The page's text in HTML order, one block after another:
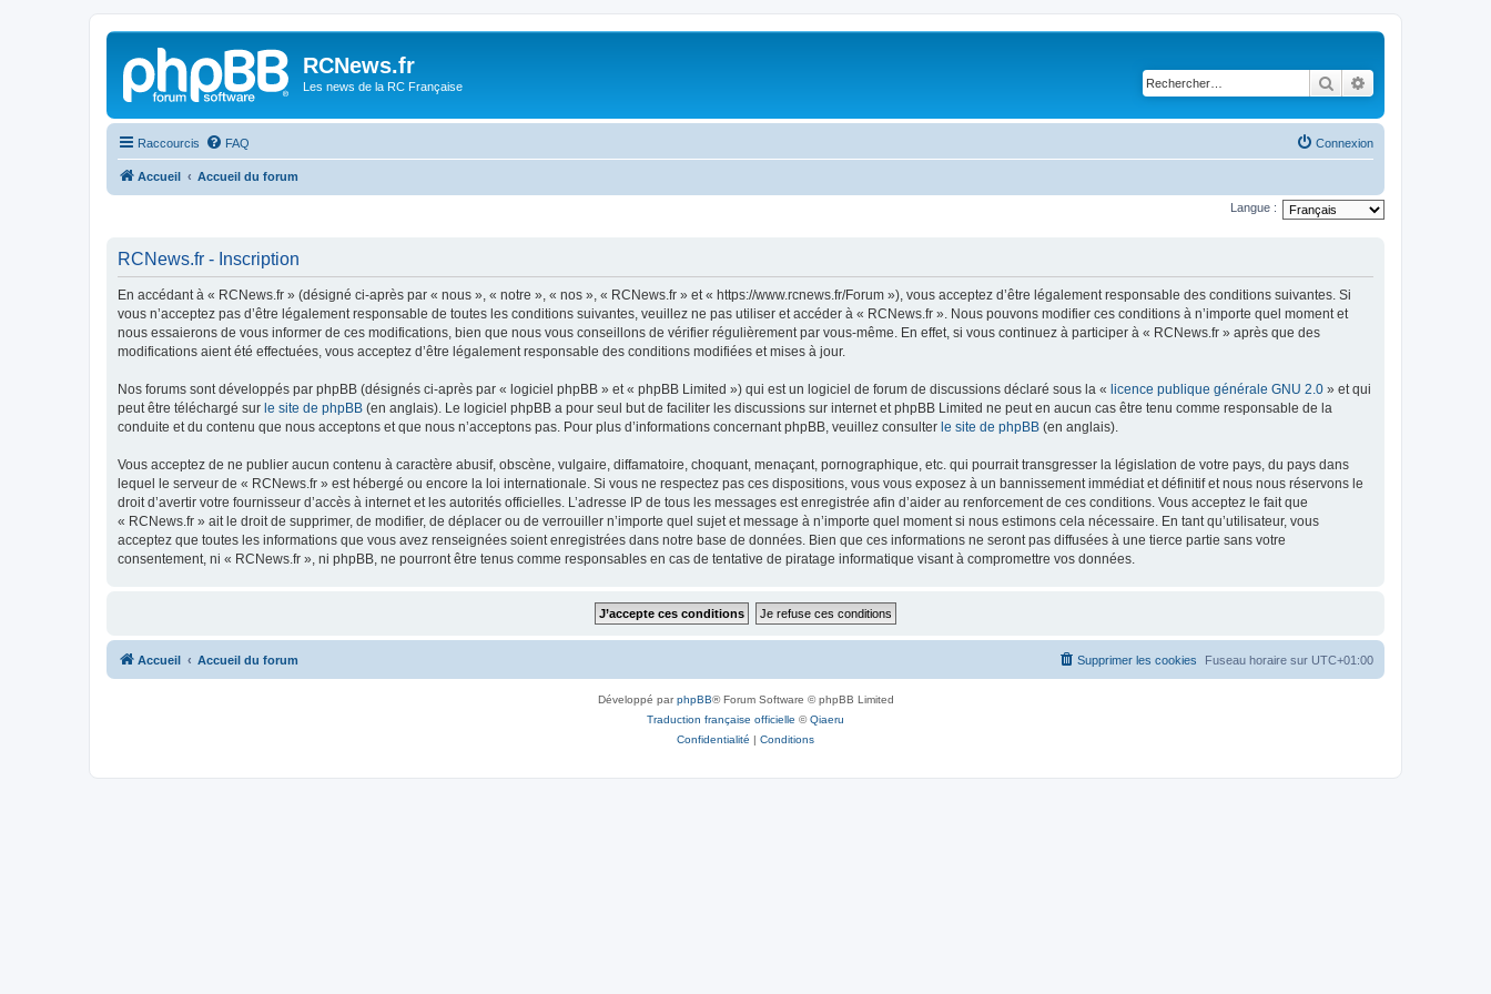
RCNews.fr
Les news de la RC Française Rechercher
Raccourcis FAQ Connexion
Accueil Accueil du forum
Langue :
RCNews.fr - Inscription
En accédant à « RCNews.fr » (désigné ci-après par « nous », « notre », « nos », « RCNews.fr » et « https://www.rcnews.fr/Forum »), vous acceptez d’être légalement responsable des conditions suivantes. Si
vous n’acceptez pas d’être légalement responsable de toutes les conditions suivantes, veuillez ne pas utiliser et accéder à « RCNews.fr ». Nous pouvons modifier ces conditions à n’importe quel moment et
nous essaierons de vous informer de ces modifications, bien que nous vous conseillons de vérifier régulièrement par vous-même. En effet, si vous continuez à participer à « RCNews.fr » après que des
modifications aient été effectuées, vous acceptez d’être légalement responsable des conditions modifiées et mises à jour.
Nos forums sont développés par phpBB (désignés ci-après par « logiciel phpBB » et « phpBB Limited ») qui est un logiciel de forum de discussions déclaré sous la « licence publique générale GNU 2.0 » et qui
peut être téléchargé sur le site de phpBB (en anglais). Le logiciel phpBB a pour seul but de faciliter les discussions sur internet et phpBB Limited ne peut en aucun cas être tenu comme responsable de la
conduite et du contenu que nous acceptons et que nous n’acceptons pas. Pour plus d’informations concernant phpBB, veuillez consulter le site de phpBB (en anglais).
Vous acceptez de ne publier aucun contenu à caractère abusif, obscène, vulgaire, diffamatoire, choquant, menaçant, pornographique, etc. qui pourrait transgresser la législation de votre pays, du pays dans
lequel le serveur de « RCNews.fr » est hébergé ou encore la loi internationale. Si vous ne respectez pas ces dispositions, vous vous exposez à un bannissement immédiat et définitif et nous nous réservons le
droit d’avertir votre fournisseur d’accès à internet et les autorités officielles. L’adresse IP de tous les messages est enregistrée afin d’aider au renforcement de ces conditions. Vous acceptez le fait que
« RCNews.fr » ait le droit de supprimer, de modifier, de déplacer ou de verrouiller n’importe quel sujet et message à n’importe quel moment si nous estimons cela nécessaire. En tant qu’utilisateur, vous
acceptez que toutes les informations que vous avez renseignées soient enregistrées dans notre base de données. Bien que ces informations ne seront pas diffusées à une tierce partie sans votre
consentement, ni « RCNews.fr », ni phpBB, ne pourront être tenus comme responsables en cas de tentative de piratage informatique visant à compromettre vos données.
Accueil Accueil du forum Fuseau horaire sur UTC+01:00
Supprimer les cookies
Développé parphpBB® Forum Software © phpBB Limited
Traduction française officielle ©Qiaeru
Confidentialité | Conditions